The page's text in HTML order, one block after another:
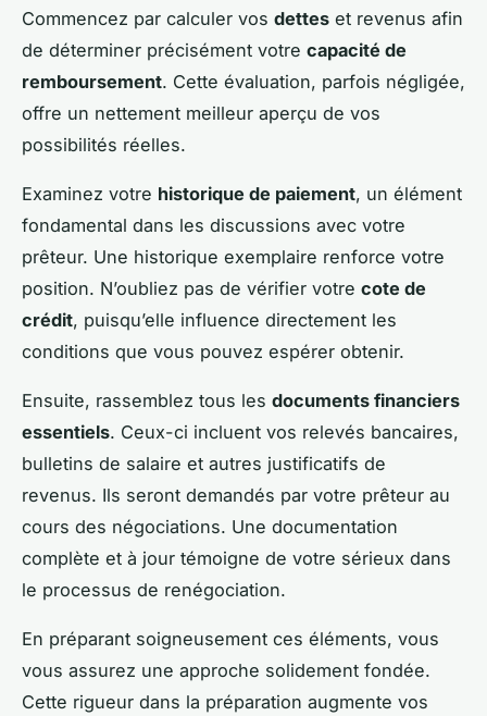
Commencez par calculer vos dettes et revenus afin
de déterminer précisément votre capacité de
remboursement. Cette évaluation, parfois négligée,
offre un nettement meilleur aperçu de vos
possibilités réelles.
Examinez votre historique de paiement, un élément
fondamental dans les discussions avec votre
prêteur. Une historique exemplaire renforce votre
position. N’oubliez pas de vérifier votre cote de
crédit, puisqu’elle influence directement les
conditions que vous pouvez espérer obtenir.
Ensuite, rassemblez tous les documents financiers
essentiels. Ceux-ci incluent vos relevés bancaires,
bulletins de salaire et autres justificatifs de
revenus. Ils seront demandés par votre prêteur au
cours des négociations. Une documentation
complète et à jour témoigne de votre sérieux dans
le processus de renégociation.
En préparant soigneusement ces éléments, vous
vous assurez une approche solidement fondée.
Cette rigueur dans la préparation augmente vos